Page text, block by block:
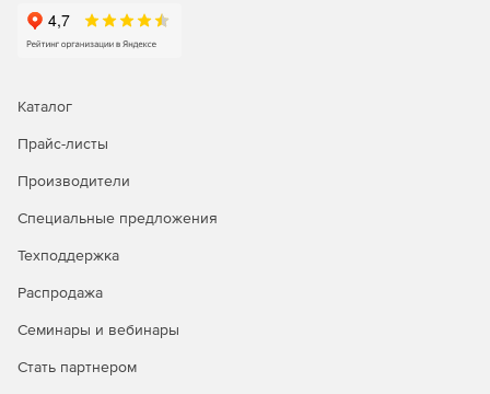
Каталог
Прайс-листы
Производители
Специальные предложения
Техподдержка
Распродажа
Семинары и вебинары
Стать партнером